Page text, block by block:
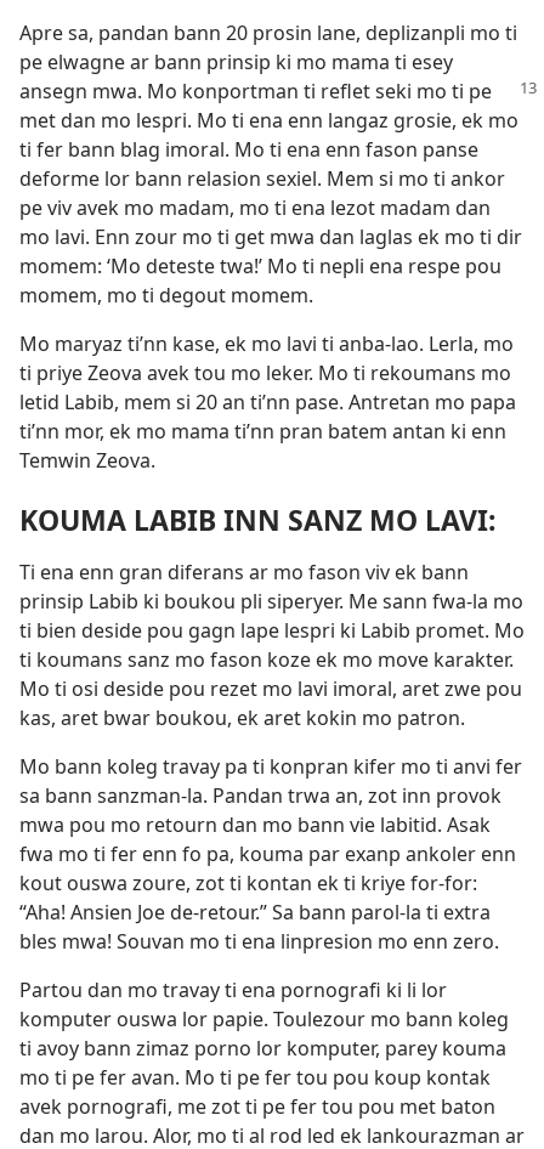
Apre sa, pandan bann 20 prosin lane, deplizanpli mo ti
pe elwagne ar bann prinsip ki mo mama ti esey
ansegn mwa. Mo konportman ti reflet seki mo ti pe
met dan mo lespri. Mo ti ena enn langaz grosie, ek mo
ti fer bann blag imoral. Mo ti ena enn fason panse
deforme lor bann relasion sexiel. Mem si mo ti ankor
pe viv avek mo madam, mo ti ena lezot madam dan
mo lavi. Enn zour mo ti get mwa dan laglas ek mo ti dir
momem: ‘Mo deteste twa!’ Mo ti nepli ena respe pou
momem, mo ti degout momem.
Mo maryaz ti’nn kase, ek mo lavi ti anba-lao. Lerla, mo
ti priye Zeova avek tou mo leker. Mo ti rekoumans mo
letid Labib, mem si 20 an ti’nn pase. Antretan mo papa
ti’nn mor, ek mo mama ti’nn pran batem antan ki enn
Temwin Zeova.
KOUMA LABIB INN SANZ MO LAVI:
Ti ena enn gran diferans ar mo fason viv ek bann
prinsip Labib ki boukou pli siperyer. Me sann fwa-la mo
ti bien deside pou gagn lape lespri ki Labib promet. Mo
ti koumans sanz mo fason koze ek mo move karakter.
Mo ti osi deside pou rezet mo lavi imoral, aret zwe pou
kas, aret bwar boukou, ek aret kokin mo patron.
Mo bann koleg travay pa ti konpran kifer mo ti anvi fer
sa bann sanzman-la. Pandan trwa an, zot inn provok
mwa pou mo retourn dan mo bann vie labitid. Asak
fwa mo ti fer enn fo pa, kouma par exanp ankoler enn
kout ouswa zoure, zot ti kontan ek ti kriye for-for:
“Aha! Ansien Joe de-retour.” Sa bann parol-la ti extra
bles mwa! Souvan mo ti ena linpresion mo enn zero.
Partou dan mo travay ti ena pornografi ki li lor
komputer ouswa lor papie. Toulezour mo bann koleg
ti avoy bann zimaz porno lor komputer, parey kouma
mo ti pe fer avan. Mo ti pe fer tou pou koup kontak
avek pornografi, me zot ti pe fer tou pou met baton
dan mo larou. Alor, mo ti al rod led ek lankourazman ar